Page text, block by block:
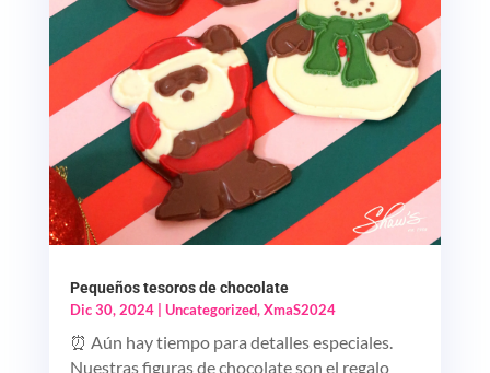
Pequeños tesoros de chocolate
Dic 30, 2024| Uncategorized,XmaS2024
⏰ Aún hay tiempo para detalles especiales.
Nuestras figuras de chocolate son el regalo